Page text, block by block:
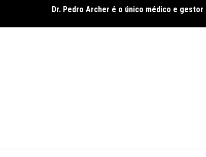
o
Dr. Pedro Archer é o único médico e